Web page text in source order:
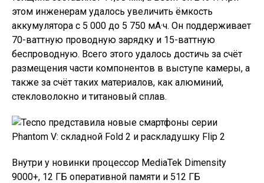
этом инженерам удалось увеличить ёмкость
аккумулятора с 5 000 до 5 750 мА·ч. Он поддерживает
70-ваттную проводную зарядку и 15-ваттную
беспроводную. Всего этого удалось достичь за счёт
размещения части компонентов в выступе камеры, а
также за счёт таких материалов, как алюминий,
стекловолокно и титановый сплав.
Внутри у новинки процессор MediaTek Dimensity
9000+, 12 ГБ оперативной памяти и 512 ГБ